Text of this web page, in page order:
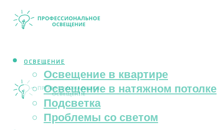
ОСВЕЩЕНИЕ
Освещение в квартире
Освещение в натяжном потолке
Подсветка
Проблемы со светом